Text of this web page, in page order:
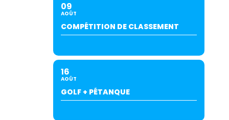
09
AOÛT
COMPÉTITION DE CLASSEMENT
16
AOÛT
GOLF + PÉTANQUE